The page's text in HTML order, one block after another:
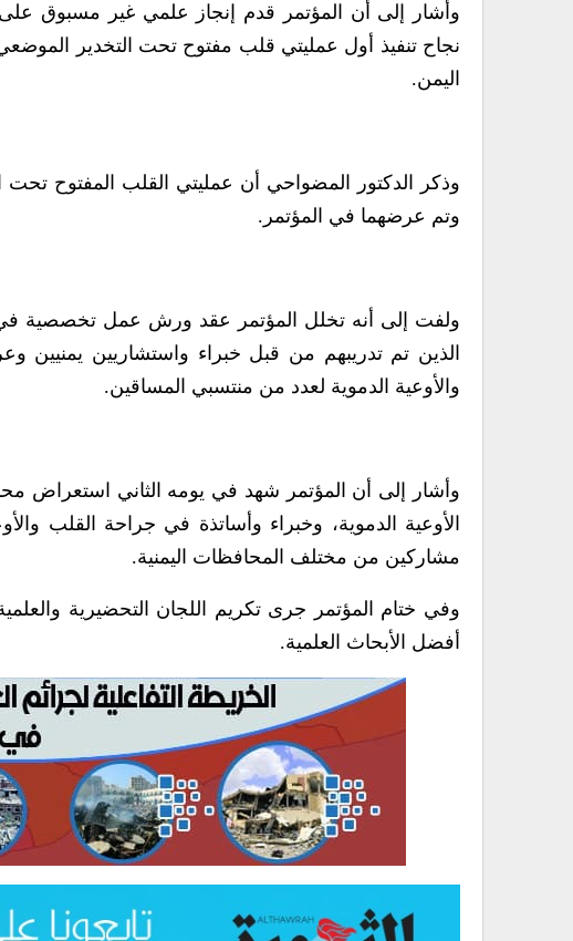
وأشار إلى أن المؤتمر قدم إنجاز علمي غير مسبوق
نجاح تنفيذ أول عمليتي قلب مفتوح تحت التخدير
اليمن.
وذكر الدكتور المضواحي أن عمليتي القلب المفتوح تحت
وتم عرضهما في المؤتمر.
ولفت إلى أنه تخلل المؤتمر عقد ورش عمل تخصصية في
الذين تم تدريبهم من قبل خبراء واستشاريين يمنيين
والأوعية الدموية لعدد من منتسبي المساقين.
وأشار إلى أن المؤتمر شهد في يومه الثاني استعراض
الأوعية الدموية، وخبراء وأساتذة في جراحة القلب
مشاركين من مختلف المحافظات اليمنية.
وفي ختام المؤتمر جرى تكريم اللجان التحضيرية
أفضل الأبحاث العلمية.